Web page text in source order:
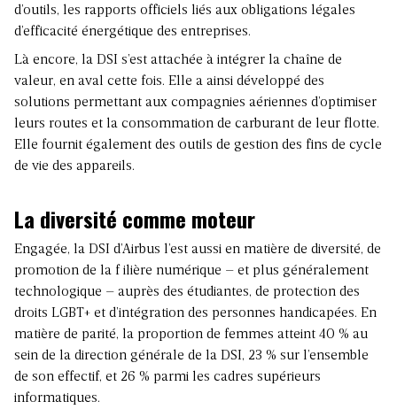
d’outils, les rapports officiels liés aux obligations légales
d’efficacité énergétique des entreprises.
Là encore, la DSI s’est attachée à intégrer la chaîne de
valeur, en aval cette fois. Elle a ainsi développé des
solutions permettant aux compagnies aériennes d’optimiser
leurs routes et la consommation de carburant de leur flotte.
Elle fournit également des outils de gestion des fins de cycle
de vie des appareils.
La diversité comme moteur
Engagée, la DSI d’Airbus l’est aussi en matière de diversité, de
promotion de la f ilière numérique – et plus généralement
technologique – auprès des étudiantes, de protection des
droits LGBT+ et d’intégration des personnes handicapées. En
matière de parité, la proportion de femmes atteint 40 % au
sein de la direction générale de la DSI, 23 % sur l’ensemble
de son effectif, et 26 % parmi les cadres supérieurs
informatiques.